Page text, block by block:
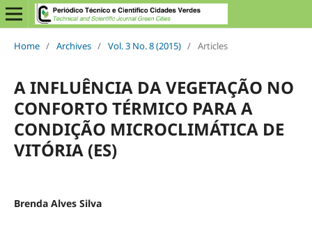
Home / Archives / Vol. 3 No. 8 (2015) / Articles
A INFLUÊNCIA DA VEGETAÇÃO NO
CONFORTO TÉRMICO PARA A
CONDIÇÃO MICROCLIMÁTICA DE
VITÓRIA (ES)
Brenda Alves Silva